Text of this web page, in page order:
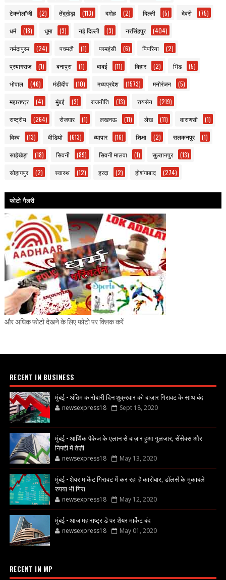
टेक्नोलॉजी (2) तेंदूखेड़ा (113) दमोह (2) दिल्ली (5) देवरी (75)
धर्म (18) धूमा (3) नई दिल्ली (3) नरसिंहपुर (404)
नर्मदापुरम (24) पचमढ़ी (1) परमहंसी (6) पिपरिया (2)
प्रयागराज (1) बनापुरा (1) बाबई (11) बिहार (2) भिंड (5)
भोपाल (46) मंडीदीप (10) मध्यप्रदेश (1573) मनोरंजन (5)
महाराष्ट्र (4) मुंबई (3) राजनीति (13) रायसेन (219)
राष्ट्रीय (264) रोजगार (1) लखनऊ (11) लेख (11) वाराणसी (1)
विश्व (13) वीडियो (613) व्यापार (16) शिक्षा (2) सलकनपुर (1)
साईंखेड़ा (18) सिवनी (89) सिवनी मालवा (1) सुल्तानपुर (13)
सोहागपुर (2) स्वास्थ (12) हरदा (2) होशंगाबाद (274)
फोटो गैलरी
और अधिक फोटो देखने के लिए फोटो पर क्लिक करें
RECENT IN BUSINESS
मुंबई - अंतिम कारोबारी दिन शुक्रवार को बाज़ार गिरावट के साथ बंद
newsexpress18 Sept 18, 2020
मुंबई - आर्थिक पैकेज के एलान से बाज़ार हुआ गुलजार, सेंसेक्स और
निफ्टी में तेज़ी
newsexpress18 May 13, 2020
मुंबई - शेयर मार्केट गिरावट में कर रहा है कारोबार, डॉलर्स के मुकाबले
रुपया भी गिरा
newsexpress18 May 12, 2020
मुंबई - आज महाराष्ट्र डे पर शेयर मार्केट बंद
newsexpress18 May 01, 2020
RECENT IN MP